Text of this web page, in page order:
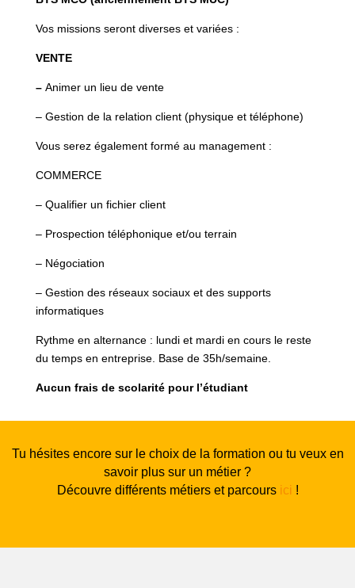
Vos missions seront diverses et variées :
VENTE
– Animer un lieu de vente
– Gestion de la relation client (physique et téléphone)
Vous serez également formé au management :
COMMERCE
– Qualifier un fichier client
– Prospection téléphonique et/ou terrain
– Négociation
– Gestion des réseaux sociaux et des supports
informatiques
Rythme en alternance : lundi et mardi en cours le reste
du temps en entreprise. Base de 35h/semaine.
Aucun frais de scolarité pour l’étudiant
Tu hésites encore sur le choix de la formation ou tu veux en
savoir plus sur un métier ?
Découvre différents métiers et parcours ici !